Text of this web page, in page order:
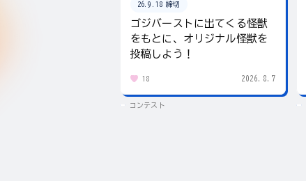
26.9.18 締切
ゴジバーストに出てくる怪獣
をもとに、オリジナル怪獣を
投稿しよう！
18 2026.8.7
コンテスト